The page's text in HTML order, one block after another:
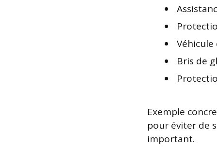
Bris de
Exemple
pour éviter de
important.